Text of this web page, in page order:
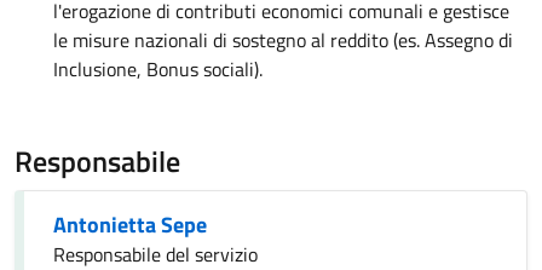
l'erogazione di contributi economici comunali e gestisce
le misure nazionali di sostegno al reddito (es. Assegno di
Inclusione, Bonus sociali).
Responsabile
Antonietta Sepe
Responsabile del servizio